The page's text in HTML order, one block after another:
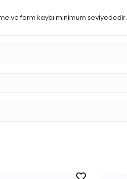
ve form kaybı minimum seviyededir.